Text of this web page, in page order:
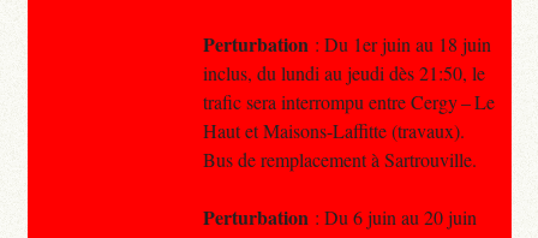
Perturbation : Du 1er juin au 18 juin
inclus, du lundi au jeudi dès 21:50, le
trafic sera interrompu entre Cergy – Le
Haut et Maisons-Laffitte (travaux).
Bus de remplacement à Sartrouville.
Perturbation : Du 6 juin au 20 juin